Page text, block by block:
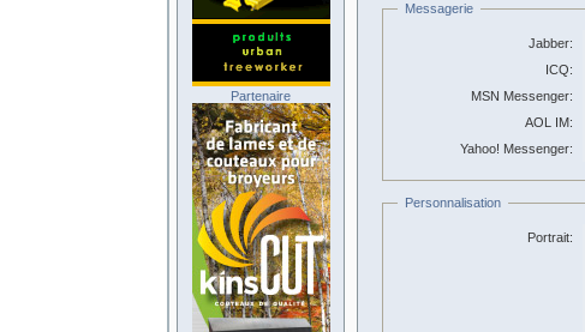
Messagerie
Jabber:
ICQ:
MSN Messenger:
AOL IM:
Yahoo! Messenger:
Personnalisation
Portrait:
Partenaire